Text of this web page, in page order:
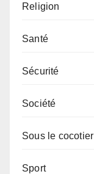
Religion
Santé
Sécurité
Société
Sous le cocotier
Sport